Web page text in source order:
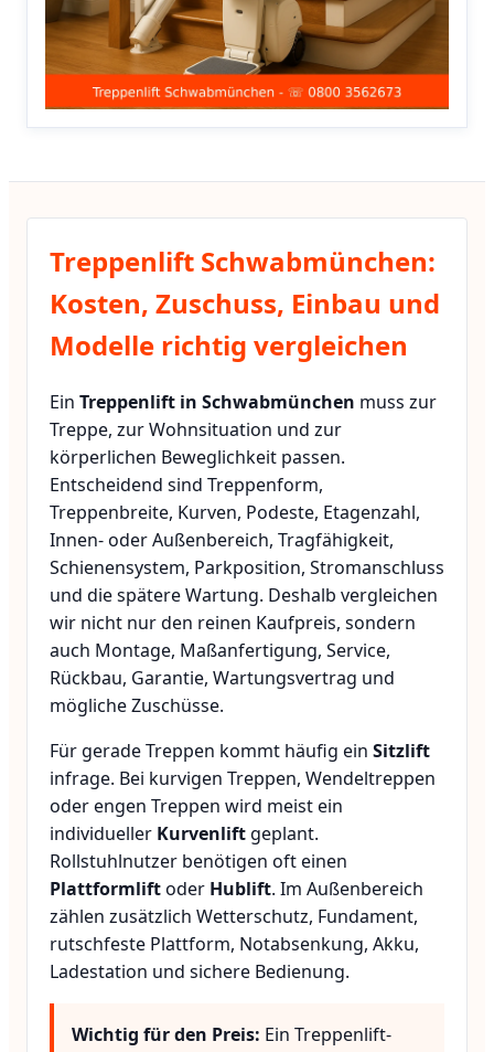
Treppenlift Schwabmünchen:
Kosten, Zuschuss, Einbau und
Modelle richtig vergleichen
Ein Treppenlift in Schwabmünchen muss zur
Treppe, zur Wohnsituation und zur
körperlichen Beweglichkeit passen.
Entscheidend sind Treppenform,
Treppenbreite, Kurven, Podeste, Etagenzahl,
Innen- oder Außenbereich, Tragfähigkeit,
Schienensystem, Parkposition, Stromanschluss
und die spätere Wartung. Deshalb vergleichen
wir nicht nur den reinen Kaufpreis, sondern
auch Montage, Maßanfertigung, Service,
Rückbau, Garantie, Wartungsvertrag und
mögliche Zuschüsse.
Für gerade Treppen kommt häufig ein Sitzlift
infrage. Bei kurvigen Treppen, Wendeltreppen
oder engen Treppen wird meist ein
individueller Kurvenlift geplant.
Rollstuhlnutzer benötigen oft einen
Plattformliftoder Hublift. Im Außenbereich
zählen zusätzlich Wetterschutz, Fundament,
rutschfeste Plattform, Notabsenkung, Akku,
Ladestation und sichere Bedienung.
Wichtig für den Preis: Ein Treppenlift-